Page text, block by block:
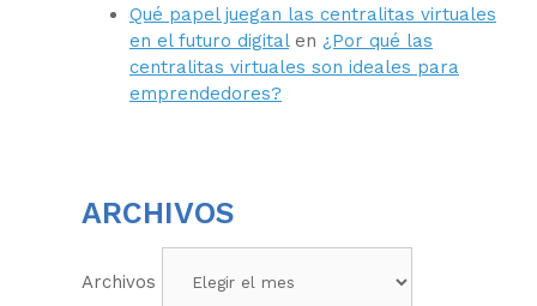
Qué papel juegan las centralitas virtuales
en el futuro digitalen ¿Por qué las
centralitas virtuales son ideales para
emprendedores?
ARCHIVOS
Archivos